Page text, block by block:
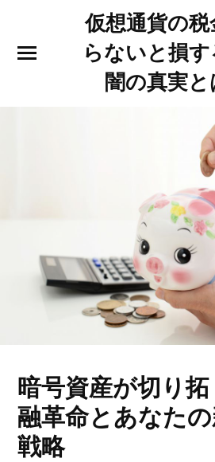
仮想通貨の税
らないと損
闇の真実と
暗号資産が切り
融革命とあなた
戦略